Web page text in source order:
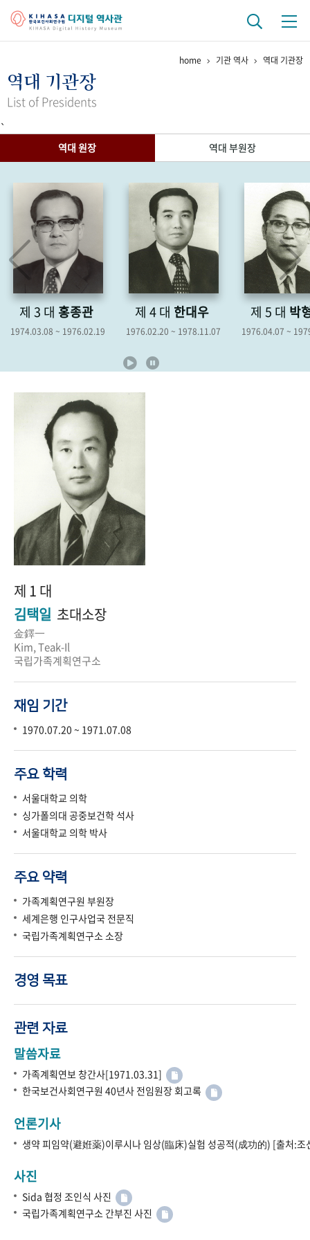
걸어온 길 기관 변천사
연구 역사
정책과 연구 키워드로 보는 연구 역사
연구자들
기록물 아카이브
사진 아카이브 문서 기록물 행정박물 영상 기록물
50+1주년 기념
성과 50선 숫자로 보는 50년 50 +1주년 광장
세계와 함께 한 KIHASA
home 기관 역사 역대 기관장
역대 기관장
List of Presidents
`
역대 원장
역대 부원장
제 4 대한대우
1976.02.20 ~ 1978.11.07
제 5 대박형종
1976.04.07 ~ 1979.04.06
제 6
제 1 대
김택일 초대소장
金鐸一
Kim, Teak-Il
국립가족계획연구소
재임 기간
1970.07.20 ~ 1971.07.08
주요 학력
서울대학교 의학
싱가폴의대 공중보건학 석사
서울대학교 의학 박사
주요 약력
가족계획연구원 부원장
세계은행 인구사업국 전문직
국립가족계획연구소 소장
경영 목표
관련 자료
말씀자료
가족계획연보 창간사[1971.03.31]
한국보건사회연구원 40년사 전임원장 회고록
언론기사
생약 피임약(避姙薬)이루시나 임상(臨床)실험 성공적(成功的) [출처:
사진
Sida 협정 조인식 사진
국립가족계획연구소 간부진 사진